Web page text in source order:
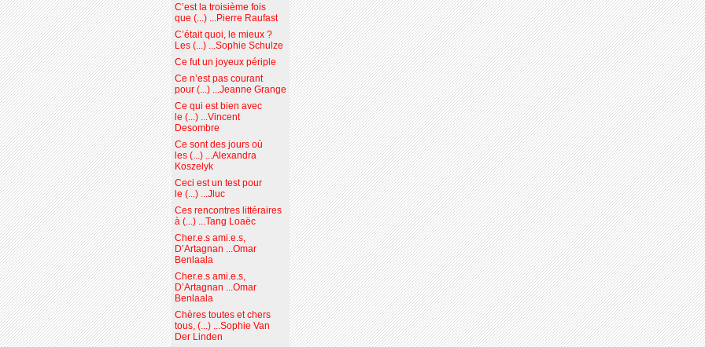
C’est la troisième fois
que (...) ...Pierre Raufast
C’était quoi, le mieux ?
Les (...) ...Sophie Schulze
Ce fut un joyeux périple
Ce n’est pas courant
pour (...) ...Jeanne Grange
Ce qui est bien avec
le (...) ...Vincent
Desombre
Ce sont des jours où
les (...) ...Alexandra
Koszelyk
Ceci est un test pour
le (...) ...Jluc
Ces rencontres littéraires
à (...) ...Tang Loaëc
Cher.e.s ami.e.s,
D’Artagnan ...Omar
Benlaala
Cher.e.s ami.e.s,
D’Artagnan ...Omar
Benlaala
Chères toutes et chers
tous, (...) ...Sophie Van
Der Linden